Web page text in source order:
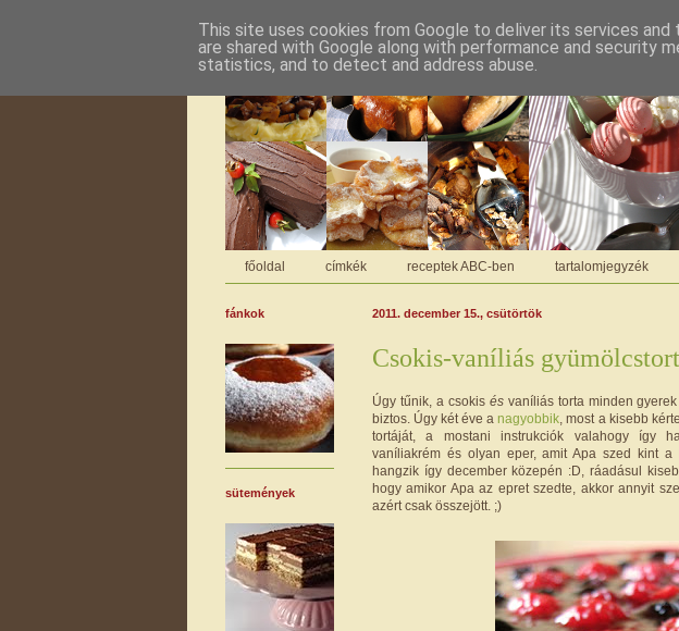
főoldal címkék receptek ABC-ben tartalomjegyzék
2011. december 15., csütörtök
Csokis-vaníliás
Úgy tűnik, a csokis és vaníliás torta minden
biztos. Úgy két éve anagyobbik , most a kisebb
tortáját, a mostani instrukciók valahogy így
vaníliakrém és olyan eper, amit Apa szed kint
hangzik így december közepén :D, ráadásul
hogy amikor Apa az epret szedte, akkor annyit
azért csak összejött. ;)
fánkok
sütemények
This site uses cookies from Google to deliver its services
are shared with Google along with performance and security
statistics, and to detect and address abuse.